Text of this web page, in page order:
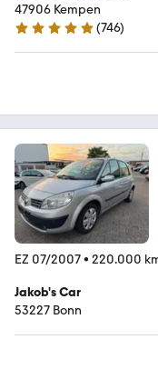
47906 Kempen
4.8 Sterne
(746)
EZ 07/2007• 220.000
Jakob's Car
53227 Bonn